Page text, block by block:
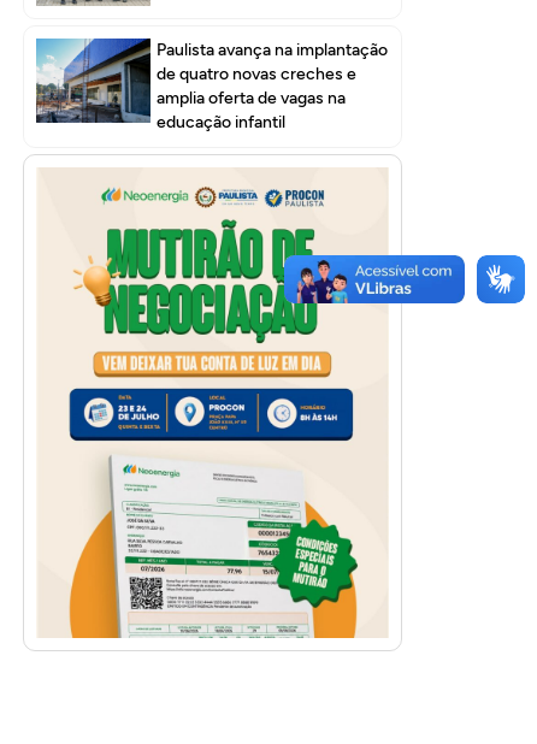
Paulista avança na implantação
de quatro novas creches e
amplia oferta de vagas na
educação infantil